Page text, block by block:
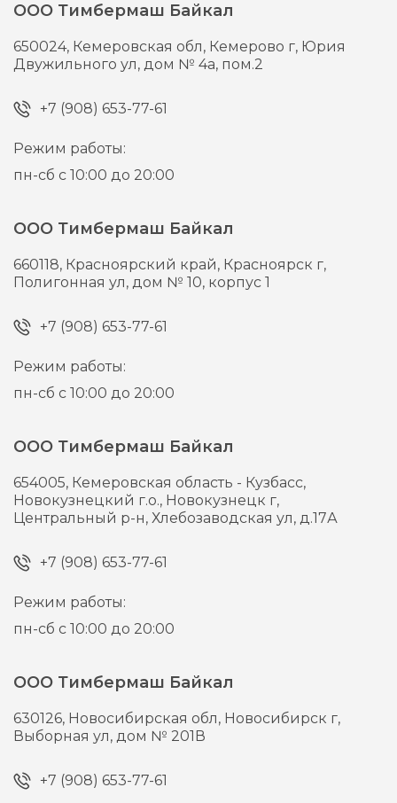
ООО Тимбермаш Байкал
650024, Кемеровская обл, Кемерово г, Юрия
Двужильного ул, дом № 4а, пом.2
+7 (908) 653-77-61
Режим работы:
пн-сб с 10:00 до 20:00
ООО Тимбермаш Байкал
660118, Красноярский край, Красноярск г,
Полигонная ул, дом № 10, корпус 1
+7 (908) 653-77-61
Режим работы:
пн-сб с 10:00 до 20:00
ООО Тимбермаш Байкал
654005, Кемеровская область - Кузбасс,
Новокузнецкий г.о., Новокузнецк г,
Центральный р-н, Хлебозаводская ул, д.17А
+7 (908) 653-77-61
Режим работы:
пн-сб с 10:00 до 20:00
ООО Тимбермаш Байкал
630126, Новосибирская обл, Новосибирск г,
Выборная ул, дом № 201В
+7 (908) 653-77-61